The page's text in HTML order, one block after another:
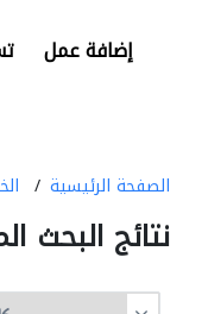
إضافة عمل
الصفحة الرئيسية
نتائج البحث